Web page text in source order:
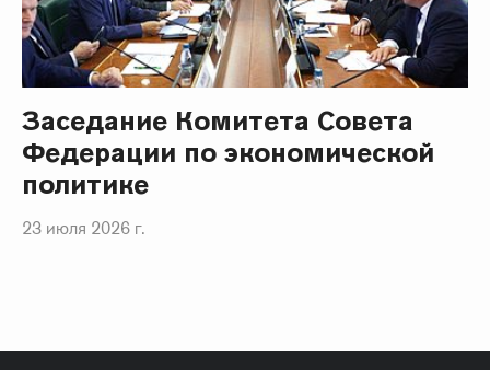
Заседание Комитета Совета
Федерации по экономической
политике
23 июля 2026 г.